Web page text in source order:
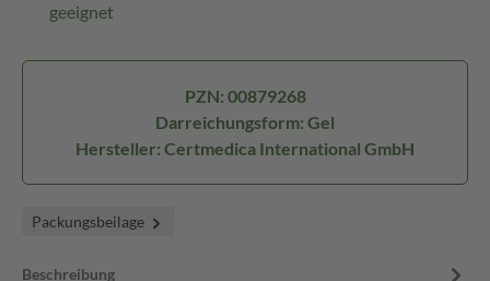
geeignet
PZN: 00879268
Darreichungsform: Gel
Hersteller: Certmedica International GmbH
Packungsbeilage
Beschreibung